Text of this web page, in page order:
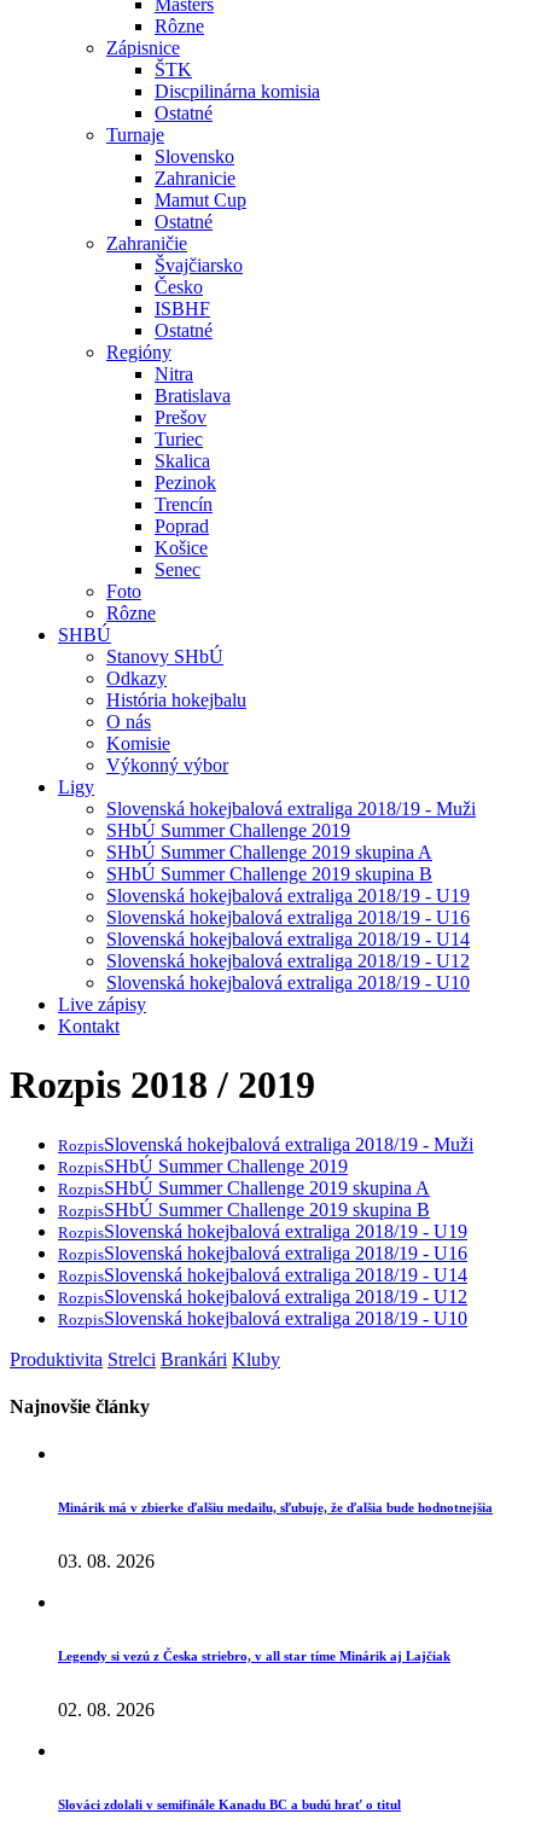
Rôzne
Zápisnice
ŠTK
Discpilinárna komisia
Ostatné
Turnaje
Slovensko
Zahranicie
Mamut Cup
Ostatné
Zahraničie
Švajčiarsko
Česko
ISBHF
Ostatné
Regióny
Nitra
Bratislava
Prešov
Turiec
Skalica
Pezinok
Trencín
Poprad
Košice
Senec
Foto
Rôzne
SHBÚ
Stanovy SHbÚ
Odkazy
História hokejbalu
O nás
Komisie
Výkonný výbor
Ligy
Slovenská hokejbalová extraliga 2018/19 - Muži
SHbÚ Summer Challenge 2019
SHbÚ Summer Challenge 2019 skupina A
SHbÚ Summer Challenge 2019 skupina B
Slovenská hokejbalová extraliga 2018/19 - U19
Slovenská hokejbalová extraliga 2018/19 - U16
Slovenská hokejbalová extraliga 2018/19 - U14
Slovenská hokejbalová extraliga 2018/19 - U12
Slovenská hokejbalová extraliga 2018/19 - U10
Live zápisy
Kontakt
Rozpis 2018 / 2019
RozpisSlovenská hokejbalová extraliga 2018/19 - Muži
RozpisSHbÚ Summer Challenge 2019
RozpisSHbÚ Summer Challenge 2019 skupina A
RozpisSHbÚ Summer Challenge 2019 skupina B
RozpisSlovenská hokejbalová extraliga 2018/19 - U19
RozpisSlovenská hokejbalová extraliga 2018/19 - U16
RozpisSlovenská hokejbalová extraliga 2018/19 - U14
RozpisSlovenská hokejbalová extraliga 2018/19 - U12
RozpisSlovenská hokejbalová extraliga 2018/19 - U10
Produktivita Strelci Brankári Kluby
Najnovšie články
Minárik má v zbierke ďalšiu medailu, sľubuje, že ďalšia bude hodnotnejšia
03. 08. 2026
Legendy si vezú z Česka striebro, v all star tíme Minárik aj Lajčiak
02. 08. 2026
Slováci zdolali v semifinále Kanadu BC a budú hrať o titul